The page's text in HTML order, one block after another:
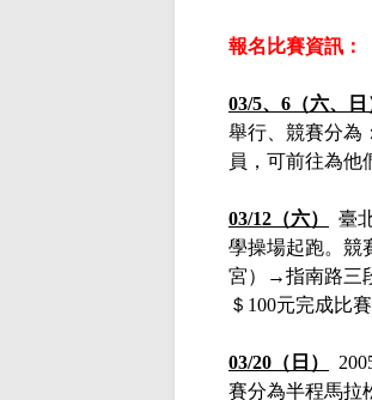
報名比賽資訊：
03/5、6（六、日
舉行、競賽分為
員，可前往為他
03/12（六）
臺
學操場起跑。
宮）→指南路三
＄100元完成比
03/20（日）
賽分為半程馬拉